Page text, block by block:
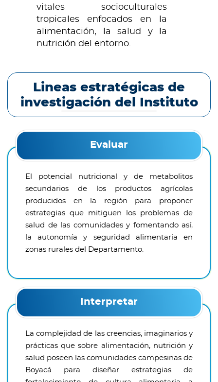
vitales socioculturales
tropicales enfocados en la
alimentación, la salud y la
nutrición del entorno.
Lineas estratégicas de
investigación del Instituto
Evaluar
El potencial nutricional y de metabolitos
secundarios de los productos agrícolas
producidos en la región para proponer
estrategias que mitiguen los problemas de
salud de las comunidades y fomentando así,
la autonomía y seguridad alimentaria en
zonas rurales del Departamento.
Interpretar
La complejidad de las creencias, imaginarios y
prácticas que sobre alimentación, nutrición y
salud poseen las comunidades campesinas de
Boyacá para diseñar estrategias de